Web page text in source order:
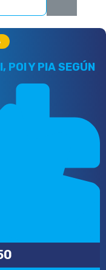
POI Y PIA SEGÚN